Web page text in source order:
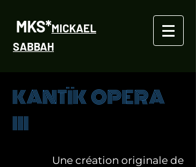
MKS*MICKAEL
SABBAH
KANTÏK OPERA
III
Une création originale de